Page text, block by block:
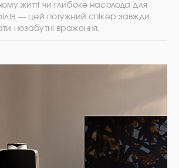
житті чи глибоке насолода для
— цей потужний спікер завжди
незабутні враження.